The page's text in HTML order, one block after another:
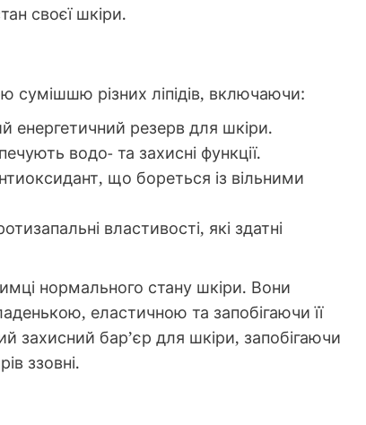
своєї шкіри.
різних ліпідів, включаючи:
енергетичний резерв для шкіри.
водо- та захисні функції.
що бореться із вільними
властивості, які здатні
нормального стану шкіри. Вони
еластичною та запобігаючи її
захисний бар’єр для шкіри, запобігаючи
ззовні.